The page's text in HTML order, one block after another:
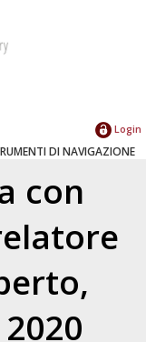
Login
DI NAVIGAZIONE
con
,